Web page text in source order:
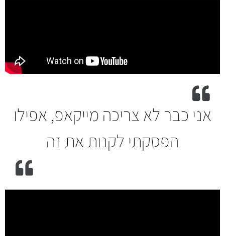
אני כבר לא צריכה מייקאפ, אפילו
הפסקתי לקנות את זה